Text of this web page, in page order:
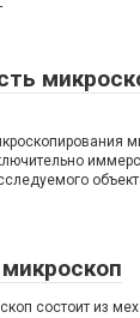
состоит из